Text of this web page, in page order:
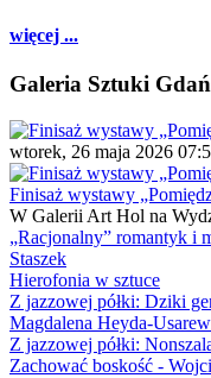
więcej ...
Galeria Sztuki
wtorek, 26 maja 2026
Finisaż wystawy
W Galerii Art Hol na
„Racjonalny” romantyk i
Staszek
Hierofonia w sztuce
Z jazzowej półki: Dziki
Magdalena Heyda-
Z jazzowej półki:
Zachować boskość -